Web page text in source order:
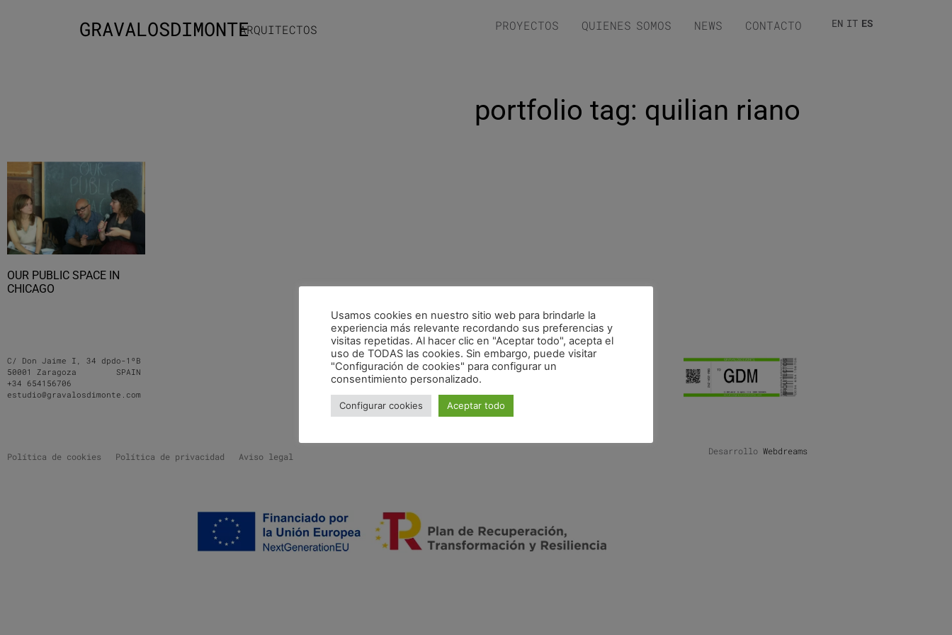
GRAVALOSDIMONTEARQUITECTOS PROYECTOS QUIENES SOMOS NEWS CONTACTO EN IT ES
portfolio tag: quilian riano
OUR PUBLIC SPACE IN
CHICAGO
C/ Don Jaime I, 34 dpdo-1ºB
50001 Zaragoza SPAIN
+34 654156706
estudio@gravalosdimonte.com
Política de cookies Política de privacidad Aviso legal Desarrollo Webdreams
Usamos cookies en nuestro sitio web para brindarle la
experiencia más relevante recordando sus preferencias y
visitas repetidas. Al hacer clic en "Aceptar todo", acepta el
uso de TODAS las cookies. Sin embargo, puede visitar
"Configuración de cookies" para configurar un
consentimiento personalizado.
Configurar cookies Aceptar todo